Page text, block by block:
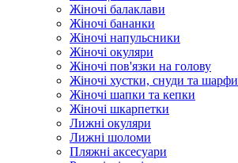
Жіночі балаклави
Жіночі бананки
Жіночі напульсники
Жіночі окуляри
Жіночі пов'язки на голову
Жіночі хустки, снуди та шарфи
Жіночі шапки та кепки
Жіночі шкарпетки
Лижні окуляри
Лижні шоломи
Пляжні аксесуари